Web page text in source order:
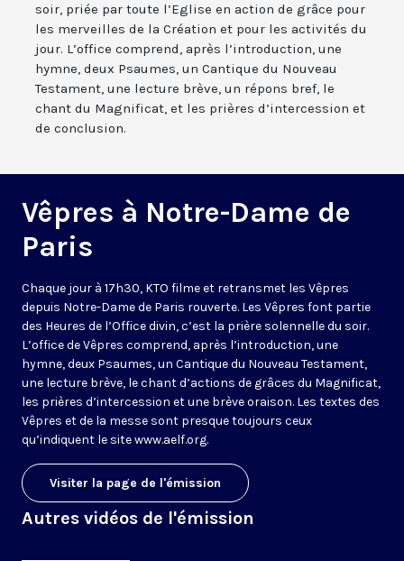
soir, priée par toute l’Eglise en action de grâce pour
les merveilles de la Création et pour les activités du
jour. L’office comprend, après l’introduction, une
hymne, deux Psaumes, un Cantique du Nouveau
Testament, une lecture brève, un répons bref, le
chant du Magnificat, et les prières d’intercession et
de conclusion.
Vêpres à Notre-Dame de
Paris
Chaque jour à 17h30, KTO filme et retransmet les Vêpres
depuis Notre-Dame de Paris rouverte. Les Vêpres font partie
des Heures de l’Office divin, c’est la prière solennelle du soir.
L’office de Vêpres comprend, après l’introduction, une
hymne, deux Psaumes, un Cantique du Nouveau Testament,
une lecture brève, le chant d’actions de grâces du Magnificat,
les prières d’intercession et une brève oraison. Les textes des
Vêpres et de la messe sont presque toujours ceux
qu’indiquent le sitewww.aelf.org.
Visiter la page de l'émission
Autres vidéos de l'émission